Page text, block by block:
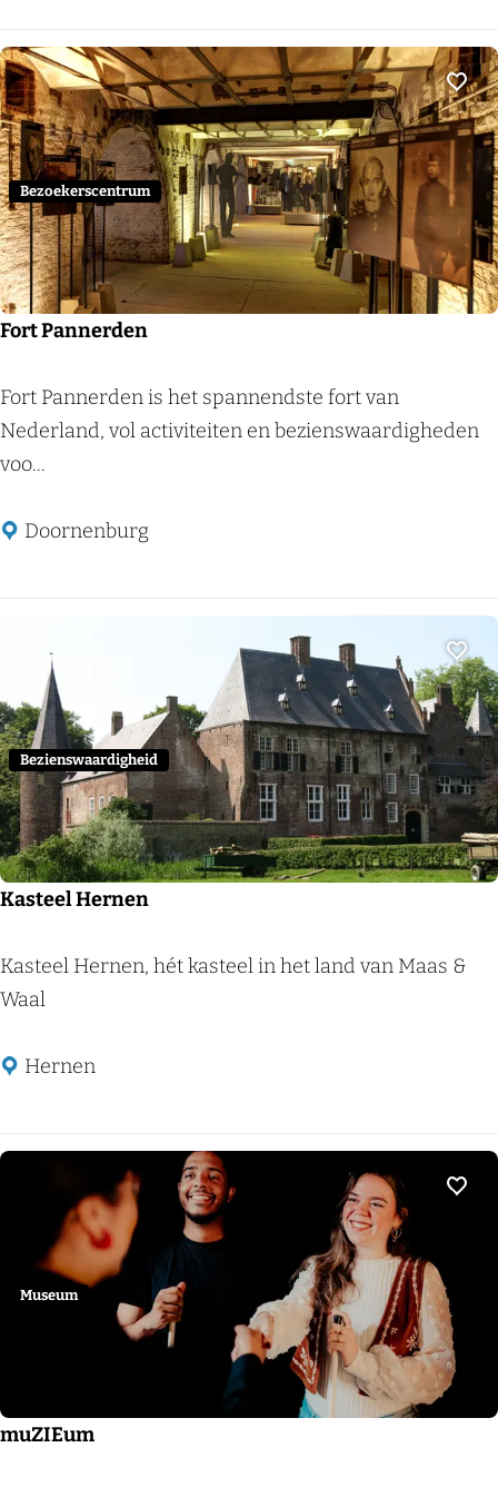
n
D
e
B
a
s
t
e
i
Fort Pannerden
F
o
r
P
r
d
e
n
Fort Pannerden is het spannendste fort van
Nederland, vol activiteiten en bezienswaardigheden
voo...
Doornenburg
Bezoekerscentrum
Kasteel Hernen
K
a
t
l
Kasteel Hernen, hét kasteel in het land van Maas &
Waal
Hernen
Bezienswaardigheid
muZIEum
Museum